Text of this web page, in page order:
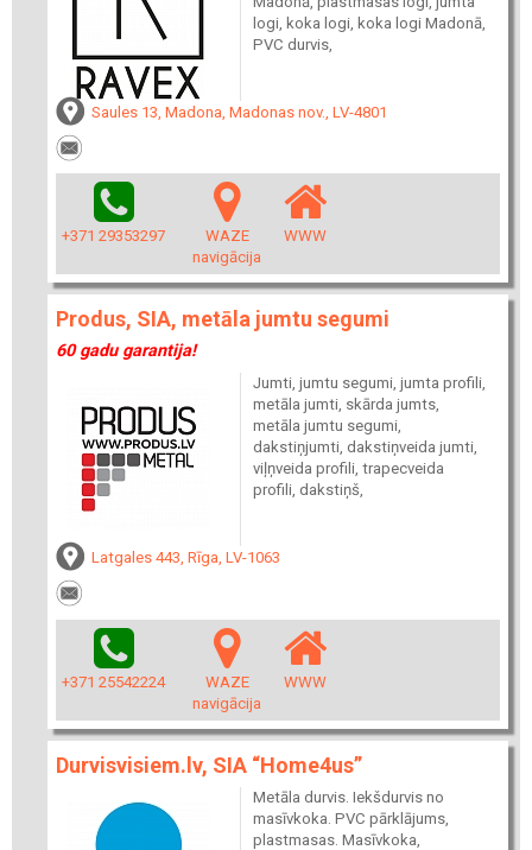
logi, koka logi, koka logi Madonā,
PVC durvis,
Saules 13, Madona, Madonas nov., LV-4801
+371 29353297
WAZE
navigācija
WWW
Produs, SIA, metāla jumtu segumi
60 gadu garantija!
Jumti, jumtu segumi, jumta profili,
metāla jumti, skārda jumts,
metāla jumtu segumi,
dakstiņjumti, dakstiņveida jumti,
viļņveida profili, trapecveida
profili, dakstiņš,
Latgales 443, Rīga, LV-1063
+371 25542224
WAZE
navigācija
WWW
Durvisvisiem.lv, SIA “Home4us”
Metāla durvis. Iekšdurvis no
masīvkoka. PVC pārklājums,
plastmasas. Masīvkoka,